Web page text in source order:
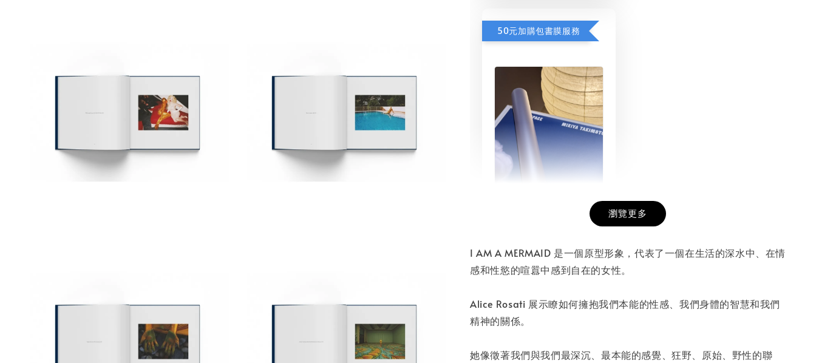
50元加購包書膜服務
NT$ 50
NT$ 100
- +
加入購物車
瀏覽更多
I AM A MERMAID 是一個原型形象，代表了一個在生活的深水中、在情
感和性慾的喧囂中感到自在的女性。
Alice Rosati 展示瞭如何擁抱我們本能的性感、我們身體的智慧和我們
精神的關係。
她像徵著我們與我們最深沉、最本能的感覺、狂野、原始、野性的聯